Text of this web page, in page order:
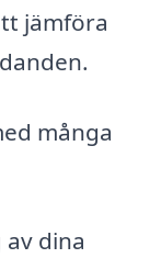
jämföra
många
dina